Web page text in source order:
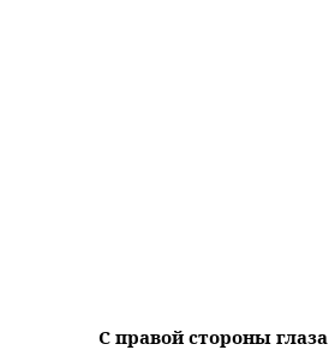
С правой стороны глаза